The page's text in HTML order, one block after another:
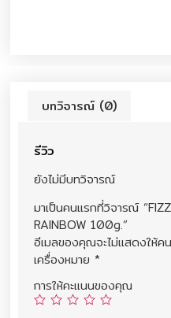
บทวิจารณ์ (0)
รีวิว
ยังไม่มีบทวิจารณ์
มาเป็นคนแรกที่วิจารณ์
RAINBOW 100g.”
อีเมลของคุณจะไม่แสดงให้ค
เครื่องหมาย *
การให้คะแนนของคุณ